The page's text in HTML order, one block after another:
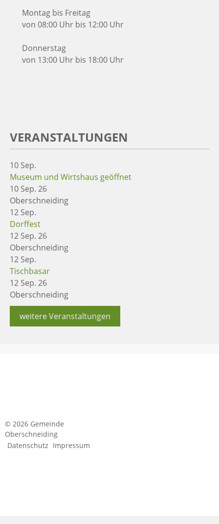
Montag bis Freitag
von 08:00 Uhr bis 12:00 Uhr
Donnerstag
von 13:00 Uhr bis 18:00 Uhr
VERANSTALTUNGEN
10 Sep.
Museum und Wirtshaus geöffnet
10 Sep. 26
Oberschneiding
12 Sep.
Dorffest
12 Sep. 26
Oberschneiding
12 Sep.
Tischbasar
12 Sep. 26
Oberschneiding
weitere Veranstaltungen
© 2026 Gemeinde
Oberschneiding
Datenschutz Impressum